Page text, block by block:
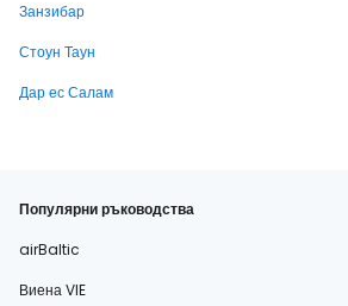
Занзибар
Стоун Таун
Дар ес Салам
Популярни ръководства
airBaltic
Виена VIE